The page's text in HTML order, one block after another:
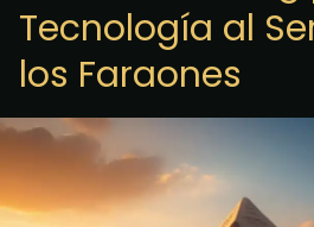
Tecnología al
los Faraones